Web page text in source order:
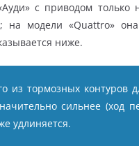
с приводом только
модели «Quattro» она
ниже.
из тормозных контуров
сильнее (ход
удлиняется.